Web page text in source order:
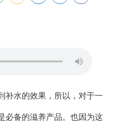
水的效果，所以，对于一
必备的滋养产品。也因为这